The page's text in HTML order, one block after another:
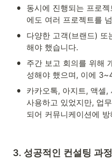
•
동시에 진행되는 프로
에도 여러 프로젝트를
•
다양한 고객(브랜드) 또
해야 했습니다.
•
주간 보고 회의를 위해
성해야 했으며, 이에
•
카카오톡, 아지트, 액셀
사용하고 있었지만, 업
되어 커뮤니케이션에
3. 성공적인 컨설팅 과정